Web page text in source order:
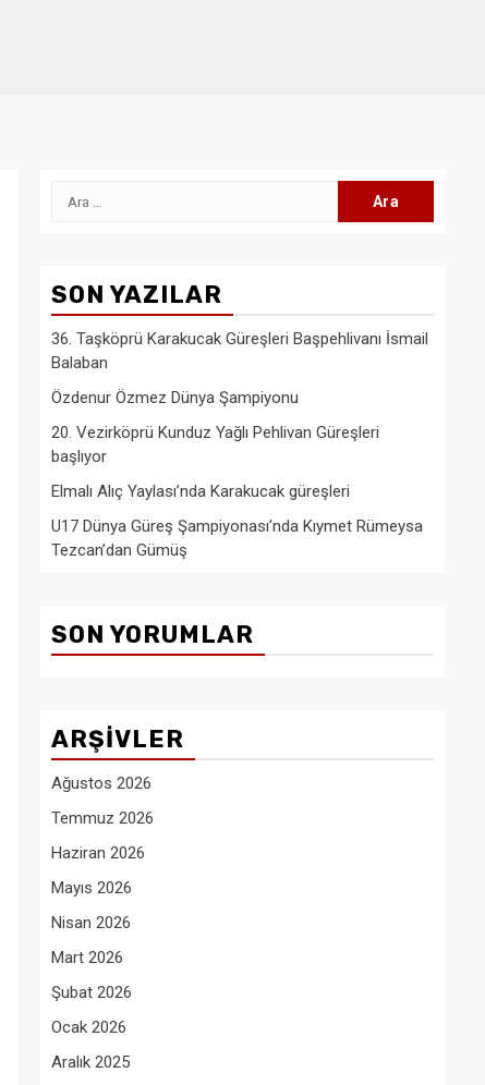
Arama:
SON YAZILAR
36. Taşköprü Karakucak Güreşleri Başpehlivanı İsmail
Balaban
Özdenur Özmez Dünya Şampiyonu
20. Vezirköprü Kunduz Yağlı Pehlivan Güreşleri
başlıyor
Elmalı Alıç Yaylası’nda Karakucak güreşleri
U17 Dünya Güreş Şampiyonası’nda Kıymet Rümeysa
Tezcan’dan Gümüş
SON YORUMLAR
ARŞIVLER
Ağustos 2026
Temmuz 2026
Haziran 2026
Mayıs 2026
Nisan 2026
Mart 2026
Şubat 2026
Ocak 2026
Aralık 2025